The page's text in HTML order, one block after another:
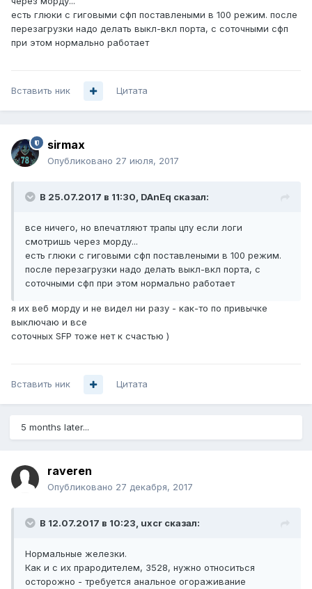
есть глюки с гиговыми сфп поставлеными в 100 режим. после
перезагрузки надо делать выкл-вкл порта, с соточными сфп
при этом нормально работает
Вставить ник Цитата
sirmax
Опубликовано 27 июля, 2017
В 25.07.2017 в 11:30, DAnEq сказал:
все ничего, но впечатляют трапы цпу если логи
смотришь через морду...
есть глюки с гиговыми сфп поставлеными в 100 режим.
после перезагрузки надо делать выкл-вкл порта, с
соточными сфп при этом нормально работает
я их веб морду и не видел ни разу - как-то по привычке
выключаю и все
соточных SFP тоже нет к счастью )
Вставить ник Цитата
5 months later...
raveren
Опубликовано 27 декабря, 2017
В 12.07.2017 в 10:23, uxcr сказал:
Нормальные железки.
Как и с их прародителем, 3528, нужно относиться
осторожно - требуется анальное огораживание